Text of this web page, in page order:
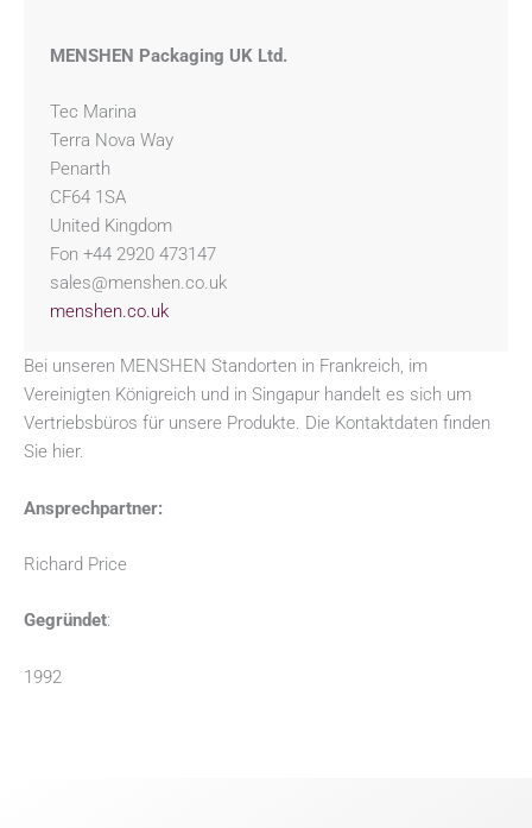
MENSHEN Packaging UK Ltd.
Tec Marina
Terra Nova Way
Penarth
CF64 1SA
United Kingdom
Fon +44 2920 473147
sales@menshen.co.uk
menshen.co.uk
Bei unseren MENSHEN Standorten in Frankreich, im
Vereinigten Königreich und in Singapur handelt es sich um
Vertriebsbüros für unsere Produkte. Die Kontaktdaten finden
Sie hier.
Ansprechpartner:
Richard Price
Gegründet:
1992